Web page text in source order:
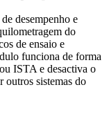
desempenho e
do
de ensaio e
funciona de forma
ISTA e desactiva o
outros sistemas do